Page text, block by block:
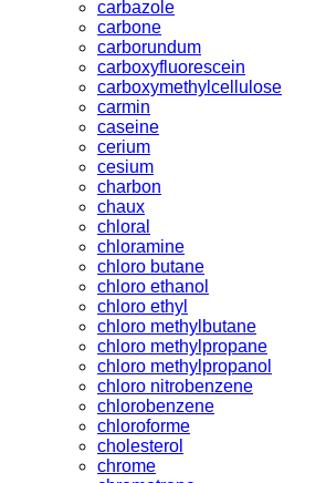
carbazole
carbone
carborundum
carboxyfluorescein
carboxymethylcellulose
carmin
caseine
cerium
cesium
charbon
chaux
chloral
chloramine
chloro butane
chloro ethanol
chloro ethyl
chloro methylbutane
chloro methylpropane
chloro methylpropanol
chloro nitrobenzene
chlorobenzene
chloroforme
cholesterol
chrome